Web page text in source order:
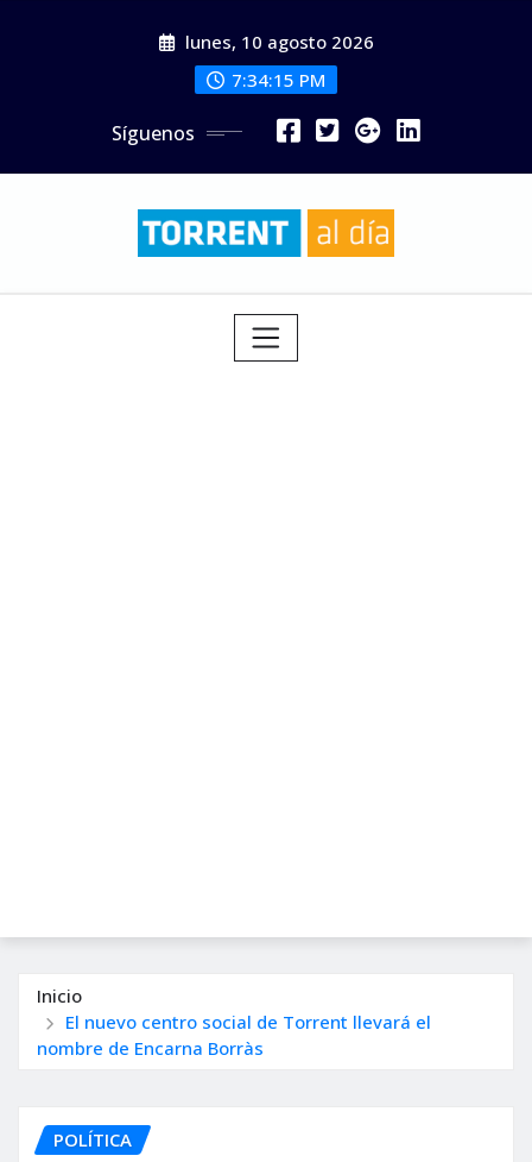
lunes, 10 agosto 2026
7:34:17 PM
Síguenos
Inicio
El nuevo centro social de Torrent llevará el
nombre de Encarna Borràs
POLÍTICA